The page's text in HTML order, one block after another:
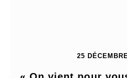
25